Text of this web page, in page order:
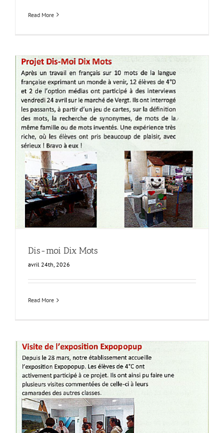
Read More
Dis-moi Dix Mots
avril 24th, 2026
Read More